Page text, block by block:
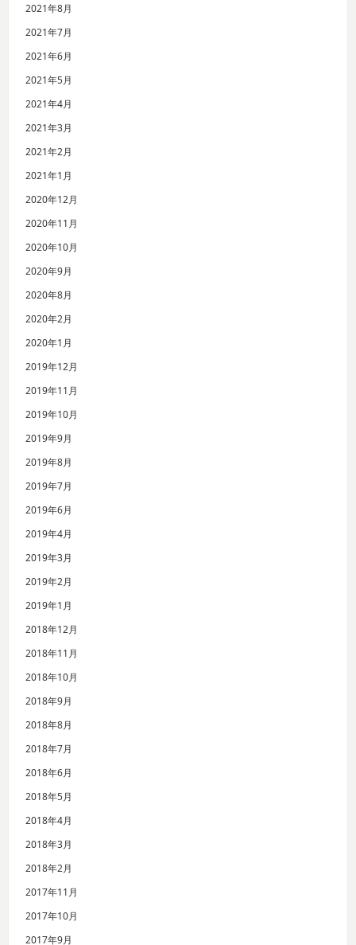
2021年8月
2021年7月
2021年6月
2021年5月
2021年4月
2021年3月
2021年2月
2021年1月
2020年12月
2020年11月
2020年10月
2020年9月
2020年8月
2020年2月
2020年1月
2019年12月
2019年11月
2019年10月
2019年9月
2019年8月
2019年7月
2019年6月
2019年4月
2019年3月
2019年2月
2019年1月
2018年12月
2018年11月
2018年10月
2018年9月
2018年8月
2018年7月
2018年6月
2018年5月
2018年4月
2018年3月
2018年2月
2017年11月
2017年10月
2017年9月